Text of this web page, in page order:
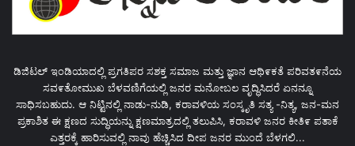
ಡಿಜಿಟಲ್ ಇಂಡಿಯಾದಲ್ಲಿ ಪ್ರಗತಿಪರ ಸಶಕ್ತ ಸಮಾಜ ಮತ್ತು ಜ್ಞಾನ ಆಥಿ೯ಕತೆ ಪರಿವತ೯ನೆಯ
ಸವ೯ತೋಮುಖ ಬೆಳವಣಿಗೆಯಲ್ಲಿ ಜನರ ಮನೋಬಲ ವೃದ್ಧಿಸಿದರೆ ಏನನ್ನೂ
ಸಾಧಿಸಬಹುದು. ಆ ನಿಟ್ಟಿನಲ್ಲಿ ನಾಡು-ನುಡಿ, ಕರಾವಳಿಯ ಸಂಸ್ಕೃತಿ ಸತ್ಯ -ನಿತ್ಯ, ಜನ-ಮನ
ಪ್ರಕಾಶಿತ ಈ ಕ್ಷಣದ ಸುದ್ಧಿಯನ್ನು ಕ್ಷಣಮಾತ್ರದಲ್ಲಿ ತಲುಪಿಸಿ, ಕರಾವಳಿ ಜನರ ಕೀತಿ೯ ಪತಾಕೆ
ಎತ್ತರಕ್ಕೆ ಹಾರಿಸುವಲ್ಲಿ ನಾವು ಹೆಚ್ಚಿಸಿದ ದೀಪ ಜನರ ಮುಂದೆ ಬೆಳಗಲಿ...